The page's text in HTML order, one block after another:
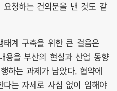
청하는 건의문을 낸 것도 같
태계 구축을 위한 큰 걸음은
용을 부산의 현실과 산업 동향
하는 과제가 남았다. 협약에
는 자세로 사심 없이 임해야